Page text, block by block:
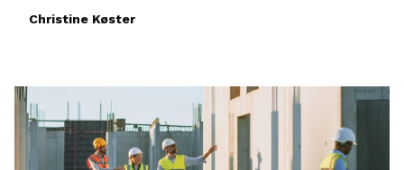
Christine Køster